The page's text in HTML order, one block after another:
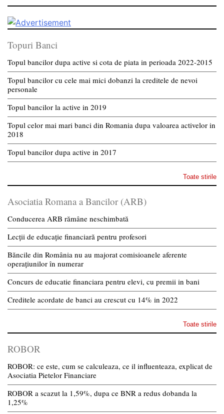
Topuri Banci
Topul bancilor dupa active si cota de piata in perioada 2022-2015
Topul bancilor cu cele mai mici dobanzi la creditele de nevoi
personale
Topul bancilor la active in 2019
Topul celor mai mari banci din Romania dupa valoarea activelor in
2018
Topul bancilor dupa active in 2017
Toate stirile
Asociatia Romana a Bancilor (ARB)
Conducerea ARB rămâne neschimbată
Lecții de educație financiară pentru profesori
Băncile din România nu au majorat comisioanele aferente
operațiunilor în numerar
Concurs de educatie financiara pentru elevi, cu premii in bani
Creditele acordate de banci au crescut cu 14% in 2022
Toate stirile
ROBOR
ROBOR: ce este, cum se calculeaza, ce il influenteaza, explicat de
Asociatia Pietelor Financiare
ROBOR a scazut la 1,59%, dupa ce BNR a redus dobanda la
1,25%